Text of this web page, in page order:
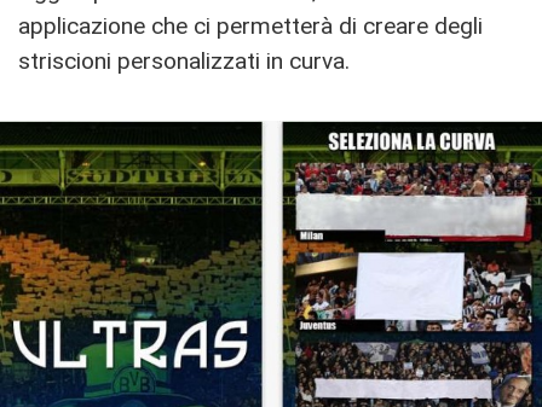
applicazione che ci permetterà di creare degli
striscioni personalizzati in curva.